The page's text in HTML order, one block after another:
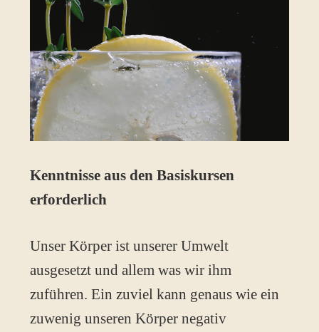
Kenntnisse aus den Basiskursen
erforderlich
Unser Körper ist unserer Umwelt
ausgesetzt und allem was wir ihm
zuführen. Ein zuviel kann genaus wie ein
zuwenig unseren Körper negativ